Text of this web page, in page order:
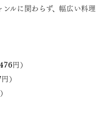
ルに関わらず、幅広い料理
円）
）